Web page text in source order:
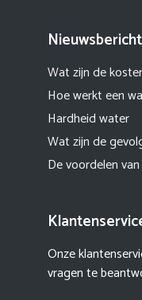
Wat zijn de
Hoe werkt een
Hardheid water
Wat zijn de
De voordelen
Onze
vragen te